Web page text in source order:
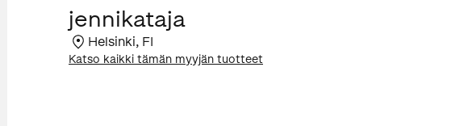
jennikataja
Helsinki, FI
Katso kaikki tämän myyjän tuotteet